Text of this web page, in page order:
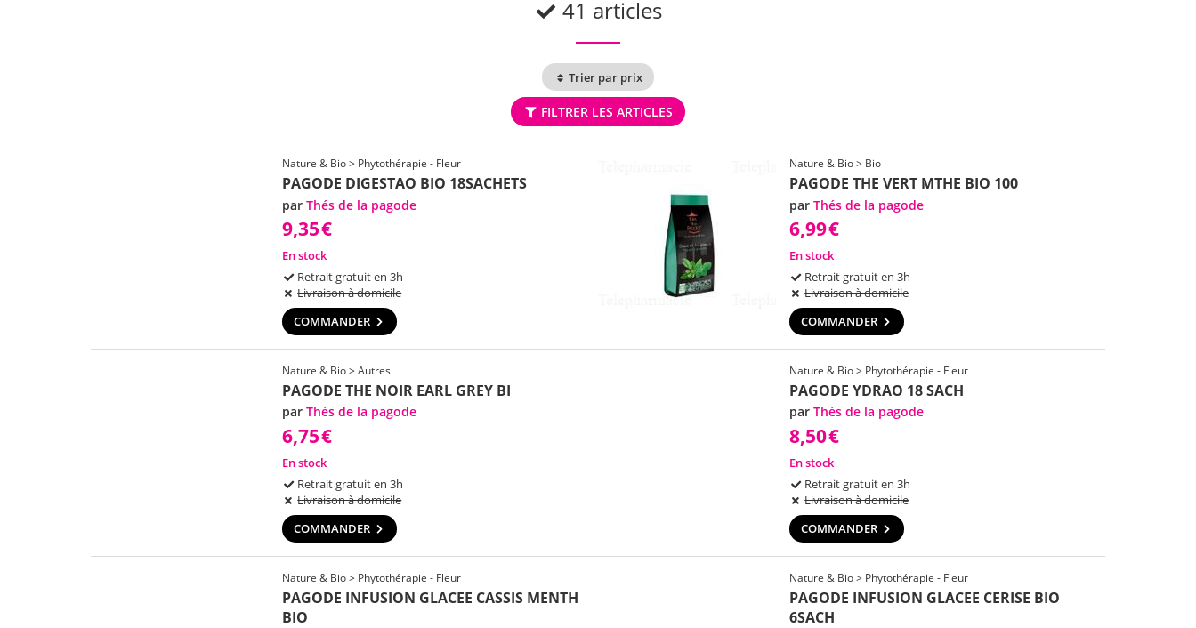
41 articles
Trier par prix
FILTRER LES ARTICLES
Nature & Bio > Phytothérapie - Fleur
PAGODE DIGESTAO BIO 18SACHETS
par Thés de la pagode
9,35€
En stock
Retrait gratuit en 3h
Livraison à domicile
COMMANDER
Nature & Bio > Bio
PAGODE THE VERT MTHE BIO 100
par Thés de la pagode
6,99€
En stock
Retrait gratuit en 3h
Livraison à domicile
COMMANDER
Nature & Bio > Autres
PAGODE THE NOIR EARL GREY BI
par Thés de la pagode
6,75€
En stock
Retrait gratuit en 3h
Livraison à domicile
COMMANDER
Nature & Bio > Phytothérapie - Fleur
PAGODE YDRAO 18 SACH
par Thés de la pagode
8,50€
En stock
Retrait gratuit en 3h
Livraison à domicile
COMMANDER
Nature & Bio > Phytothérapie - Fleur
PAGODE INFUSION GLACEE CASSIS MENTH
BIO
Nature & Bio > Phytothérapie - Fleur
PAGODE INFUSION GLACEE CERISE BIO
6SACH